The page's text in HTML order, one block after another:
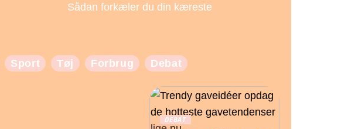
Sådan forkæler du din kæreste
Sport Tøj Forbrug Debat
DEBAT